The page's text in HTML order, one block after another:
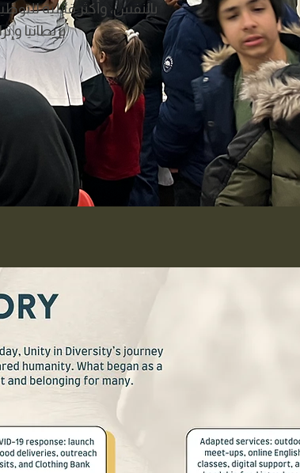
بالنفس، وأكثر قابلية
بريطانيا وإثراء ثقافتها، ونحن فخورون بتوفير المنصة لهم لتحقيق ذلك.